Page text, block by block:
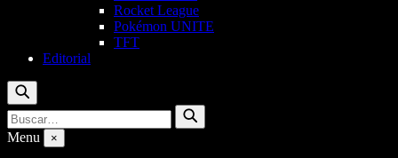
Rocket League
Pokémon UNITE
TFT
Editorial
Buscar
Buscar
por:
Buscar
Menu ×